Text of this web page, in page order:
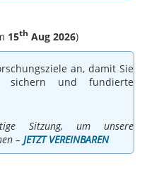
15th Aug 2026)
an, damit Sie
sichern und fundierte
Sitzung, um unsere
– JETZT VEREINBAREN